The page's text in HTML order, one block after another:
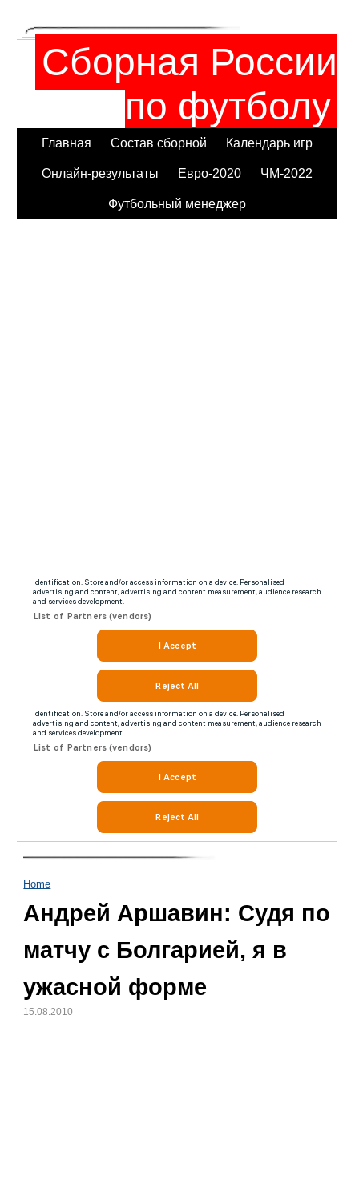
Сборная России
по футболу
Главная Состав сборной Календарь игр
Онлайн-результаты Евро-2020 ЧМ-2022
Футбольный менеджер
Home
Андрей Аршавин: Судя по
матчу с Болгарией, я в
ужасной форме
15.08.2010